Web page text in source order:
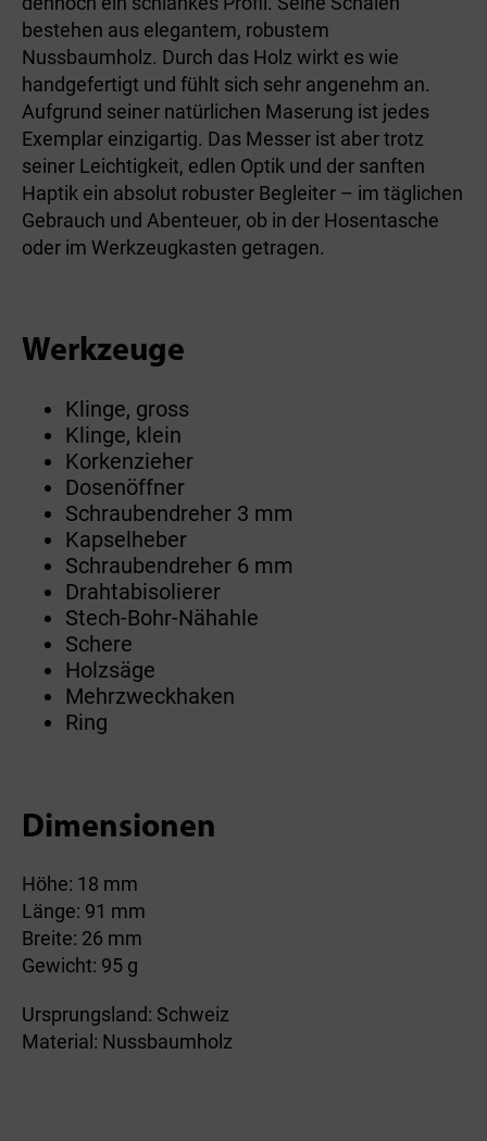
bestehen aus elegantem, robustem
Nussbaumholz. Durch das Holz wirkt es wie
handgefertigt und fühlt sich sehr angenehm an.
Aufgrund seiner natürlichen Maserung ist jedes
Exemplar einzigartig. Das Messer ist aber trotz
seiner Leichtigkeit, edlen Optik und der sanften
Haptik ein absolut robuster Begleiter – im täglichen
Gebrauch und Abenteuer, ob in der Hosentasche
oder im Werkzeugkasten getragen.
Werkzeuge
Klinge, gross
Klinge, klein
Korkenzieher
Dosenöffner
Schraubendreher 3 mm
Kapselheber
Schraubendreher 6 mm
Drahtabisolierer
Stech-Bohr-Nähahle
Schere
Holzsäge
Mehrzweckhaken
Ring
Dimensionen
Höhe: 18 mm
Länge: 91 mm
Breite: 26 mm
Gewicht: 95 g
Ursprungsland: Schweiz
Material: Nussbaumholz